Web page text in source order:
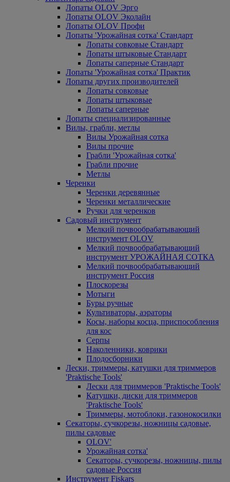
Лопаты OLOV Эрго
Лопаты OLOV Эколайн
Лопаты OLOV Профи
Лопаты 'Урожайная сотка' Стандарт
Лопаты совковые Стандарт
Лопаты штыковые Стандарт
Лопаты саперные Стандарт
Лопаты 'Урожайная сотка' Практик
Лопаты других производителей
Лопаты совковые
Лопаты штыковые
Лопаты саперные
Лопаты специализированные
Вилы, грабли, метлы
Вилы Урожайная сотка
Вилы прочие
Грабли 'Урожайная сотка'
Грабли прочие
Метлы
Черенки
Черенки деревянные
Черенки металлические
Ручки для черенков
Садовый инструмент
Мелкий почвообрабатывающий
инструмент OLOV
Мелкий почвообрабатывающий
инструмент УРОЖАЙНАЯ СОТКА
Мелкий почвообрабатывающий
инструмент Россия
Плоскорезы
Мотыги
Буры ручные
Культиваторы, аэраторы
Косы, наборы косца, приспособления
для кос
Серпы
Наколенники, коврики
Плодосборники
Лески, триммеры, катушки для триммеров
'Praktische Tools'
Лески для триммеров 'Praktische Tools'
Катушки, диски для триммеров
'Praktische Tools'
Триммеры, мотоблоки, газонокосилки
Секаторы, сучкорезы, ножницы садовые,
пилы садовые
OLOV'
Урожайная сотка'
Секаторы, сучкорезы, ножницы, пилы
садовые Россия
Инструмент Fiskars